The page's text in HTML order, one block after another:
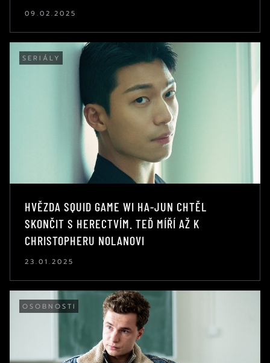
09.02.2025
SERIÁLY
HVĚZDA SQUID GAME WI HA-JUN CHTĚL
SKONČIT S HERECTVÍM. TEĎ MÍŘÍ AŽ K
CHRISTOPHERU NOLANOVI
23.01.2025
OSOBNOSTI